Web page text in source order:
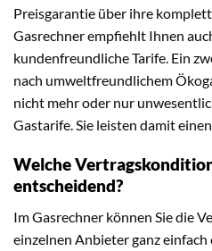
Preisgarantie über ihre
Gasrechner empfiehlt Ihnen
kundenfreundliche Tarife. Ein
nach umweltfreundlichem
nicht mehr oder nur
Gastarife. Sie leisten damit
Welche
entscheidend?
Im Gasrechner können Sie die
einzelnen Anbieter ganz einfach